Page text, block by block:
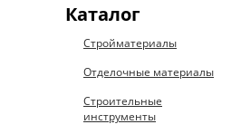
Каталог
Стройматериалы
Отделочные материалы
Строительные
инструменты